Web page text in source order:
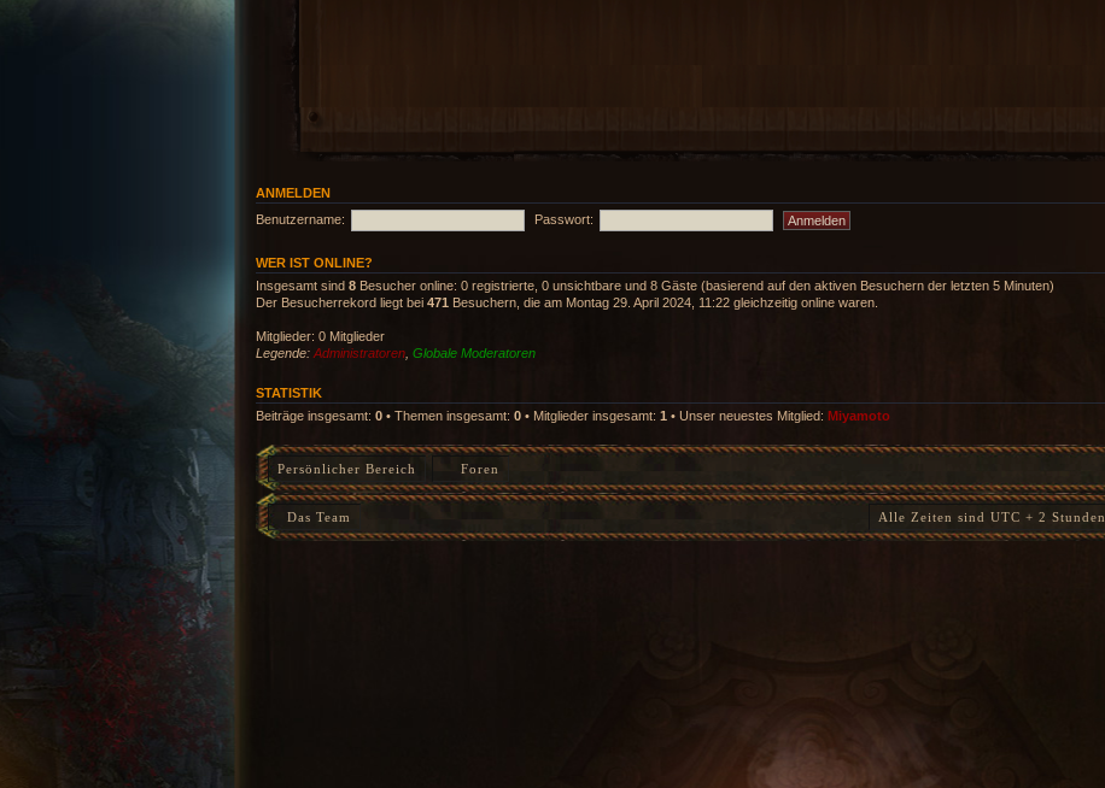
ANMELDEN
Benutzername:
Passwort:
WER IST ONLINE?
Insgesamt sind 8 Besucher online: 0 registrierte, 0 unsichtbare und 8 Gäste (basierend auf den aktiven Besuchern der letzten 5 Minuten)
Der Besucherrekord liegt bei 471 Besuchern, die am Montag 29. April 2024, 11:22 gleichzeitig online waren.
Mitglieder: 0 Mitglieder
Legende: Administratoren Globale Moderatoren
STATISTIK
Beiträge insgesamt: 0 • Themen insgesamt: 0 • Mitglieder insgesamt: 1 • Unser neuestes Mitglied: Miyamoto
Persönlicher Bereich Foren
Das Team Alle Zeiten sind UTC + 2 Stunden